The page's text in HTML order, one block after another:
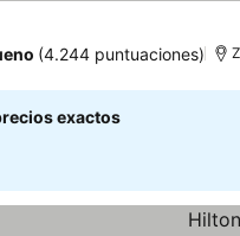
(4.244 puntuaciones)
exactos